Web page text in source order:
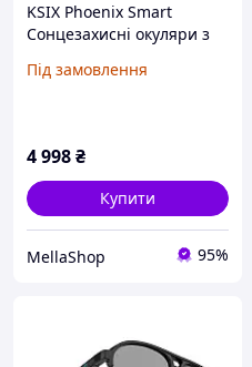
KSIX Phoenix Smart
Сонцезахисні окуляри з
навушниками
звук Спортивні
Під замовлення
4 998₴
Купити
MellaShop 95%